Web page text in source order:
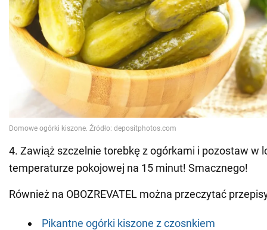
4. Zawiąż szczelnie torebkę z ogórkami i pozostaw w
temperaturze pokojowej na 15 minut! Smacznego!
Również na OBOZREVATEL można przeczytać
Pikantne ogórki kiszone z czosnkiem